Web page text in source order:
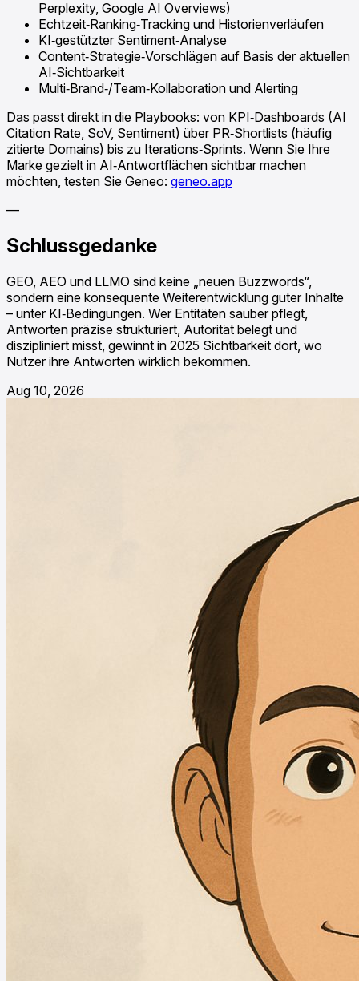
Perplexity, Google AI Overviews)
Echtzeit‑Ranking‑Tracking und Historienverläufen
KI‑gestützter Sentiment‑Analyse
Content‑Strategie‑Vorschlägen auf Basis der aktuellen
AI‑Sichtbarkeit
Multi‑Brand‑/Team‑Kollaboration und Alerting
Das passt direkt in die Playbooks: von KPI‑Dashboards (AI
Citation Rate, SoV, Sentiment) über PR‑Shortlists (häufig
zitierte Domains) bis zu Iterations‑Sprints. Wenn Sie Ihre
Marke gezielt in AI‑Antwortflächen sichtbar machen
möchten, testen Sie Geneo: geneo.app
—
Schlussgedanke
GEO, AEO und LLMO sind keine „neuen Buzzwords“,
sondern eine konsequente Weiterentwicklung guter Inhalte
– unter KI‑Bedingungen. Wer Entitäten sauber pflegt,
Antworten präzise strukturiert, Autorität belegt und
diszipliniert misst, gewinnt in 2025 Sichtbarkeit dort, wo
Nutzer ihre Antworten wirklich bekommen.
Aug 10, 2026